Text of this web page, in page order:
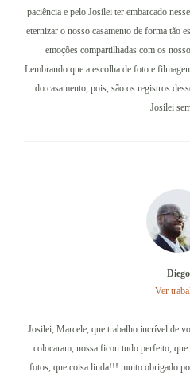
paciência e pelo Josilei ter embarcado
eternizar o nosso casamento de forma tão
emoções compartilhadas com os
Lembrando que a escolha de foto e
do casamento, pois, são os registros
Josilei
Josilei, Marcele, que trabalho incrível de
colocaram, nossa ficou tudo perfeito,
fotos, que coisa linda!!! muito obrigado
Diego
Ver